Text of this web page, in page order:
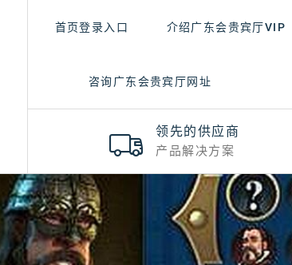
首页登录入口 介绍广东会贵宾厅VIP
咨询广东会贵宾厅网址
领先的供应商
产品解决方案